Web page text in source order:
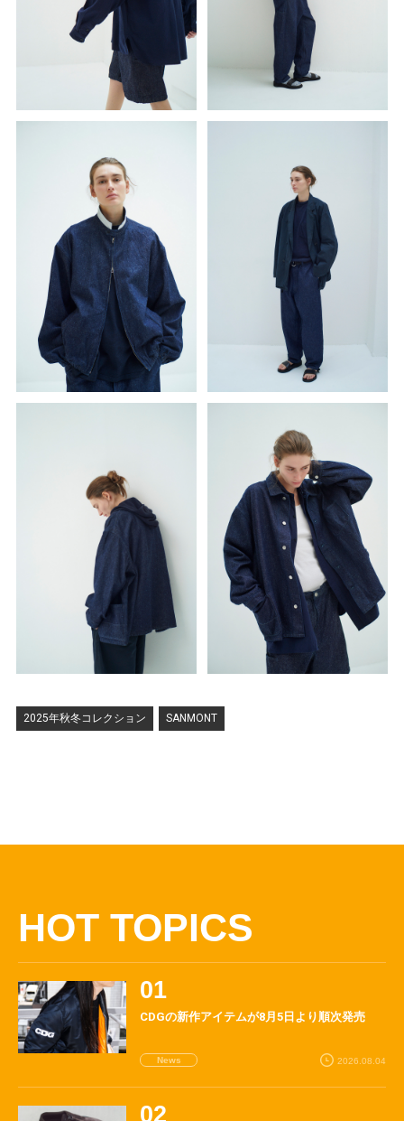
2025年秋冬コレクション SANMONT
HOT TOPICS
CDGの新作アイテムが8月5日より順次発売
News 2026.08.04